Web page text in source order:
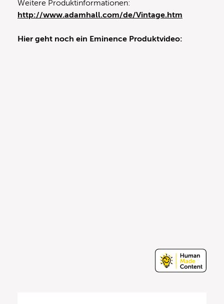
Weitere Produktinformationen:
http://www.adamhall.com/de/Vintage.htm
Hier geht noch ein Eminence Produktvideo: